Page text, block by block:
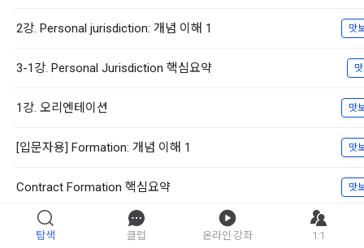
2강. Personal jurisdiction: 개념 이해 1 맛
3-1강. Personal Jurisdiction 핵심요약
1강. 오리엔테이션 맛
[입문자용] Formation: 개념 이해 1 맛
Contract Formation 핵심요약 맛
[법전공자용] Defense
탐색 클럽 온라인 강좌 1:1